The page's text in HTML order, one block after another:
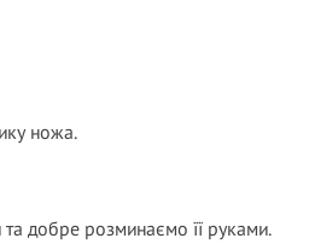
ножа.
добре розминаємо її руками.